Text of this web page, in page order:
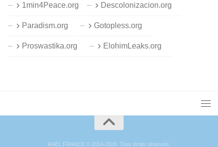
1min4Peace.org Descolonizacion.org
Paradism.org Gotopless.org
Proswastika.org ElohimLeaks.org
RAËL FRANCE © 2014-2026. Tous droits réservés.